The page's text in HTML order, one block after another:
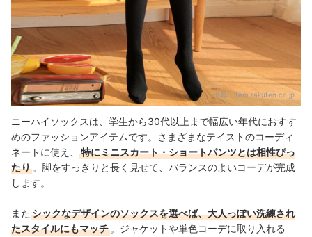
出典： item.rakuten.co.jp
ニーハイソックスは、学生から30代以上まで幅広い年代におすす
めのファッションアイテムです。さまざまなテイストのコーディ
ネートに使え、
特にミニスカート・ショートパンツとは相性ぴっ
たり。脚をすっきりと長く見せて、バランスのよいコーデが完成
します。
また シックなデザインのソックスを選べば、大人っぽい洗練され
たスタイルにもマッチ。ジャケットや単色コーデに取り入れる